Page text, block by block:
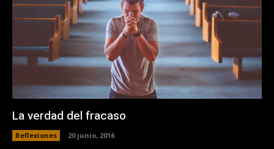
La verdad del fracaso
Reflexiones 20 junio, 2016